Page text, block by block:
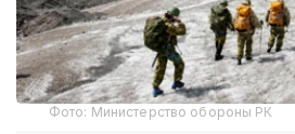
Фото: Министерство обороны РК